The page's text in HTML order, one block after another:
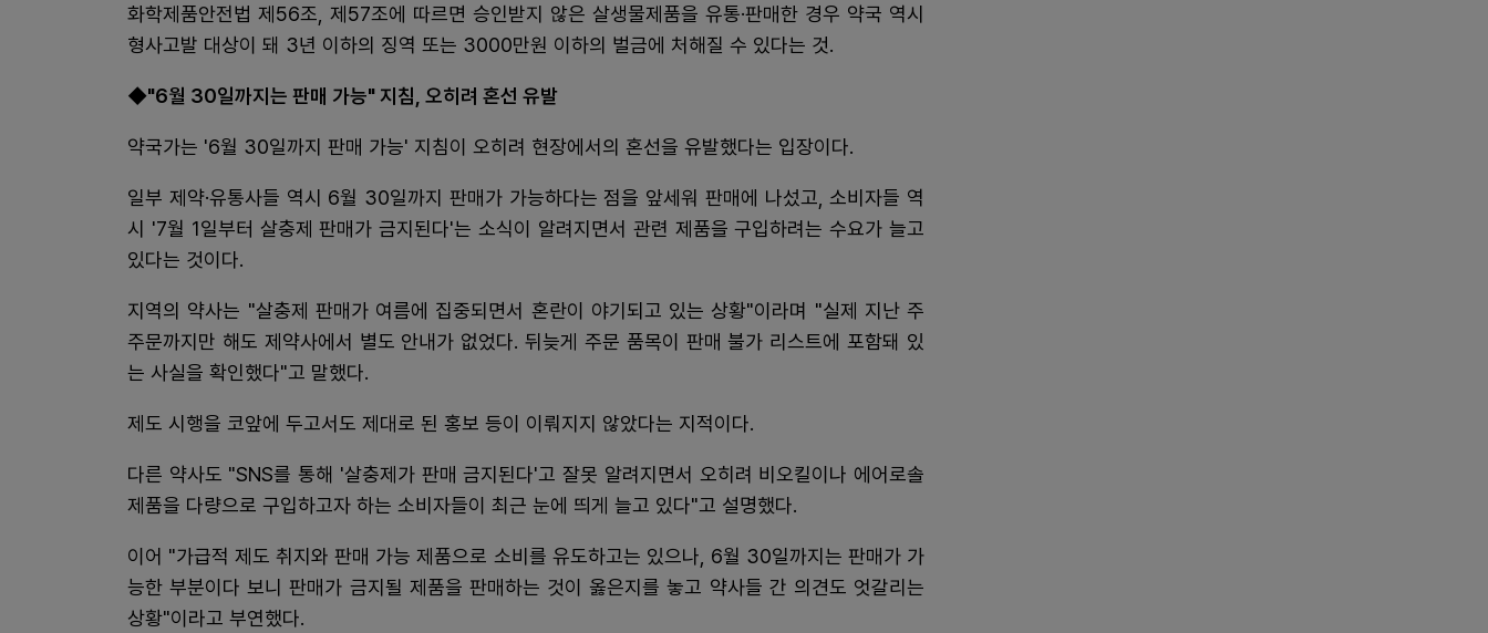
화학제품안전법 제56조, 제57조에 따르면 승인받지 않은 살생물제품을 유통·판매한 경우 약국 역시
형사고발 대상이 돼 3년 이하의 징역 또는 3000만원 이하의 벌금에 처해질 수 있다는 것.
◆"6월 30일까지는 판매 가능" 지침, 오히려 혼선 유발
약국가는 '6월 30일까지 판매 가능' 지침이 오히려 현장에서의 혼선을 유발했다는 입장이다.
일부 제약·유통사들 역시 6월 30일까지 판매가 가능하다는 점을 앞세워 판매에 나섰고, 소비자들 역
시 '7월 1일부터 살충제 판매가 금지된다'는 소식이 알려지면서 관련 제품을 구입하려는 수요가 늘고
있다는 것이다.
지역의 약사는 "살충제 판매가 여름에 집중되면서 혼란이 야기되고 있는 상황"이라며 "실제 지난 주
주문까지만 해도 제약사에서 별도 안내가 없었다. 뒤늦게 주문 품목이 판매 불가 리스트에 포함돼 있
는 사실을 확인했다"고 말했다.
제도 시행을 코앞에 두고서도 제대로 된 홍보 등이 이뤄지지 않았다는 지적이다.
다른 약사도 "SNS를 통해 '살충제가 판매 금지된다'고 잘못 알려지면서 오히려 비오킬이나 에어로솔
제품을 다량으로 구입하고자 하는 소비자들이 최근 눈에 띄게 늘고 있다"고 설명했다.
이어 "가급적 제도 취지와 판매 가능 제품으로 소비를 유도하고는 있으나, 6월 30일까지는 판매가 가
능한 부분이다 보니 판매가 금지될 제품을 판매하는 것이 옳은지를 놓고 약사들 간 의견도 엇갈리는
상황"이라고 부연했다.